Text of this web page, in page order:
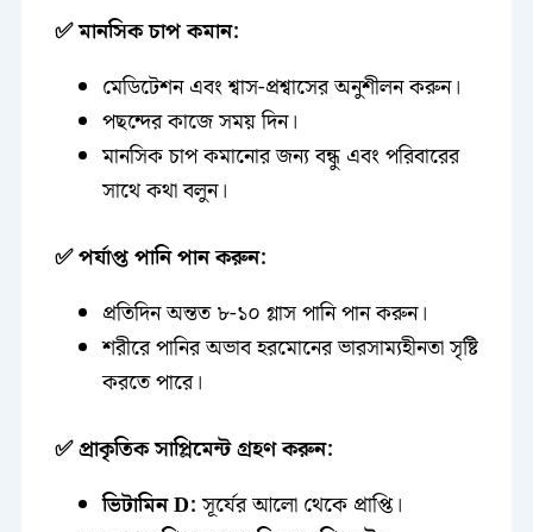
✅ মানসিক চাপ কমান:
মেডিটেশন এবং শ্বাস-প্রশ্বাসের অনুশীলন করুন।
পছন্দের কাজে সময় দিন।
মানসিক চাপ কমানোর জন্য বন্ধু এবং পরিবারের
সাথে কথা বলুন।
✅ পর্যাপ্ত পানি পান করুন:
প্রতিদিন অন্তত ৮-১০ গ্লাস পানি পান করুন।
শরীরে পানির অভাব হরমোনের ভারসাম্যহীনতা সৃষ্টি
করতে পারে।
✅ প্রাকৃতিক সাপ্লিমেন্ট গ্রহণ করুন:
ভিটামিন D:সূর্যের আলো থেকে প্রাপ্তি।